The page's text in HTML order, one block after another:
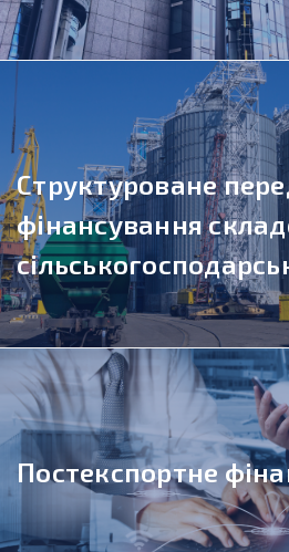
Структуроване
фінансування
Постекспортне